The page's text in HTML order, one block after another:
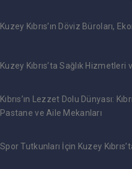
Kuzey Kıbrıs’ın Döviz Büroları,
Kuzey Kıbrıs’ta Sağlık Hizmetleri
Kıbrıs’ın Lezzet Dolu Dünyası:
Pastane ve Aile Mekanları
Spor Tutkunları İçin Kuzey